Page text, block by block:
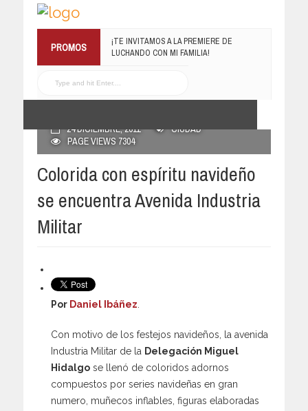
PROMOS
¡TE INVITAMOS A LA PREMIERE DE
LUCHANDO CON MI FAMILIA!
RECONOCE MX TE REGALA EL
24 DICIEMBRE, 2011
CIUDAD
PAGE VIEWS 7304
Colorida con espíritu navideño
se encuentra Avenida Industria
Militar
Por Daniel Ibáñez
Con motivo de los festejos navideños, la avenida
Industria Militar de la Delegación Miguel
Hidalgo se llenó de coloridos adornos
compuestos por series navideñas en gran
numero, muñecos inflables, figuras elaboradas